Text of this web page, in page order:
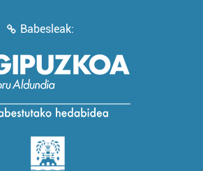
Babesleak: